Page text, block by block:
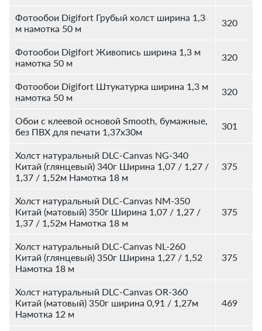
Фотообои Digifort Грубый холст ширина 1,3
м намотка 50 м
320
Фотообои Digifort Живопись ширина 1,3 м
намотка 50 м
320
Фотообои Digifort Штукатурка ширина 1,3 м
намотка 50 м
320
Обои с клеевой основой Smooth, бумажные,
без ПВХ для печати 1,37х30м
301
Холст натуральный DLC-Canvas NG-340
Китай (глянцевый) 340г Ширина 1,07 / 1,27 /
1,37 / 1,52м Намотка 18 м
375
Холст натуральный DLC-Canvas NM-350
Китай (матовый) 350г Ширина 1,07 / 1,27 /
1,37 / 1,52м Намотка 18 м
375
Холст натуральный DLC-Canvas NL-260
Китай (глянцевый) 350г Ширина 1,27 / 1,52
Намотка 18 м
375
Холст натуральный DLC-Canvas OR-360
Китай (матовый) 350г ширина 0,91 / 1,27м
Намотка 12 м
469